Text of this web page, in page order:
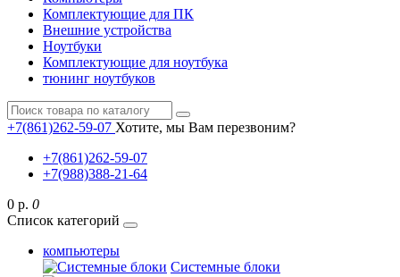
Комплектующие для ПК
Внешние устройства
Ноутбуки
Комплектующие для ноутбука
тюнинг ноутбуков
+7(861)262-59-07 Хотите, мы Вам перезвоним?
+7(861)262-59-07
+7(988)388-21-64
0 р. 0
Список категорий
компьютеры
Системные блоки